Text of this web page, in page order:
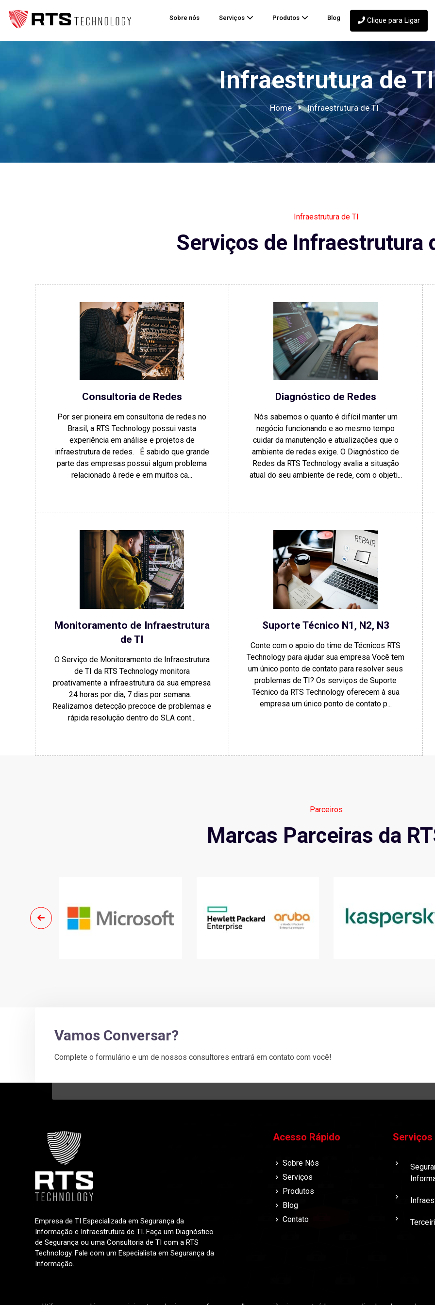
Sobre nós Serviços Produtos Blog Clique para Ligar
Infraestrutura de TI
Home Infraestrutura de TI
Infraestrutura de TI
Serviços de Infraestrutura
Consultoria de Redes
Por ser pioneira em consultoria de redes no
Brasil, a RTS Technology possui vasta
experiência em análise e projetos de
infraestrutura de redes. É sabido que grande
parte das empresas possui algum problema
relacionado à rede e em muitos ca...
Diagnóstico de Redes
Nós sabemos o quanto é difícil manter um
negócio funcionando e ao mesmo tempo
cuidar da manutenção e atualizações que o
ambiente de redes exige. O Diagnóstico de
Redes da RTS Technology avalia a situação
atual do seu ambiente de rede, com o objeti...
Monitoramento de Infraestrutura
de TI
O Serviço de Monitoramento de Infraestrutura
de TI da RTS Technology monitora
proativamente a infraestrutura da sua empresa
24 horas por dia, 7 dias por semana.
Realizamos detecção precoce de problemas e
rápida resolução dentro do SLA cont...
Suporte Técnico N1, N2, N3
Conte com o apoio do time de Técnicos RTS
Technology para ajudar sua empresa Você tem
um único ponto de contato para resolver seus
problemas de TI? Os serviços de Suporte
Técnico da RTS Technology oferecem à sua
empresa um único ponto de contato p...
Parceiros
Marcas Parceiras da
Vamos Conversar?
Complete o formulário e um de nossos consultores entrará em contato com você!
Empresa de TI Especializada em Segurança da
Informação e Infraestrutura de TI. Faça um Diagnóstico
de Segurança ou uma Consultoria de TI com a RTS
Technology. Fale com um Especialista em Segurança da
Informação.
Acesso Rápido
Sobre Nós
Serviços
Produtos
Blog
Contato
Serviços